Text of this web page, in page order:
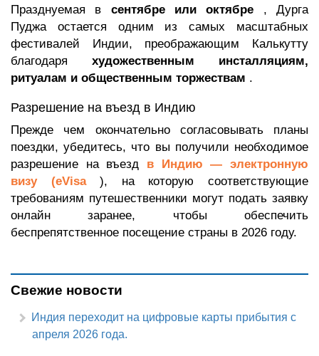
Празднуемая в сентябре или октябре , Дурга
Пуджа остается одним из самых масштабных
фестивалей Индии, преображающим Калькутту
благодаря художественным инсталляциям,
ритуалам и общественным торжествам .
Разрешение на въезд в Индию
Прежде чем окончательно согласовывать планы
поездки, убедитесь, что вы получили необходимое
разрешение на въезд в Индию — электронную
визу (eVisa), на которую соответствующие
требованиям путешественники могут подать заявку
онлайн заранее, чтобы обеспечить
беспрепятственное посещение страны в 2026 году.
Свежие новости
Индия переходит на цифровые карты прибытия с
апреля 2026 года.